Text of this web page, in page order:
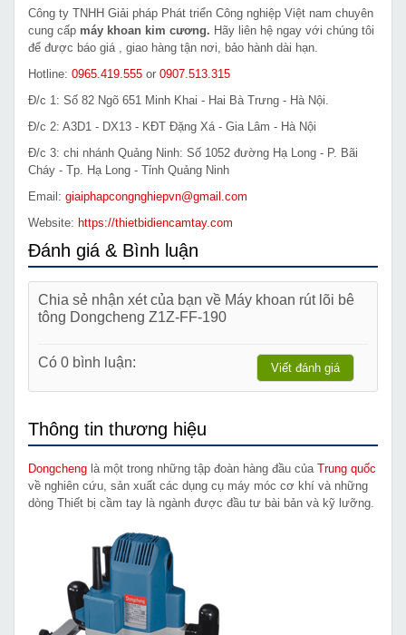
Công ty TNHH Giải pháp Phát triển Công nghiệp Việt nam chuyên
cung cấp máy khoan kim cương. Hãy liên hệ ngay với chúng tôi
để được báo giá , giao hàng tận nơi, bảo hành dài hạn.
Hotline: 0965.419.555 or 0907.513.315
Đ/c 1: Số 82 Ngõ 651 Minh Khai - Hai Bà Trưng - Hà Nội.
Đ/c 2: A3D1 - DX13 - KĐT Đặng Xá - Gia Lâm - Hà Nội
Đ/c 3: chi nhánh Quảng Ninh: Số 1052 đường Hạ Long - P. Bãi
Cháy - Tp. Hạ Long - Tỉnh Quảng Ninh
Email: giaiphapcongnghiepvn@gmail.com
Website: https://thietbidiencamtay.com
Đánh giá & Bình luận
Chia sẻ nhận xét của bạn về Máy khoan rút lõi bê
tông Dongcheng Z1Z-FF-190
Có 0 bình luận: Viết đánh giá
Thông tin thương hiệu
Dongcheng là một trong những tập đoàn hàng đầu của Trung quốc
về nghiên cứu, sản xuất các dụng cụ máy móc cơ khí và những
dòng Thiết bị cầm tay là ngành được đầu tư bài bản và kỹ lưỡng.